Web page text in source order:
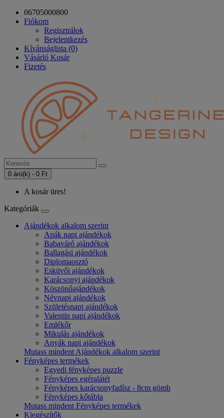
06705000800
Fiókom
Regisztrálok
Bejelentkezés
Kívánságlista (0)
Vásárló Kosár
Fizetés
0 árú(k) - 0 Ft
A kosár üres!
Kategóriák
Ajándékok alkalom szerint
Apák napi ajándékok
Babaváró ajándékok
Ballagási ajándékok
Diplomaosztó
Esküvői ajándékok
Karácsonyi ajándékok
Köszönőajándékok
Névnapi ajándékok
Születésnapi ajándékok
Valentin napi ajándékok
Emlékőr
Mikulás ajándékok
Anyák napi ajándékok
Mutass mindent Ajándékok alkalom szerint
Fényképes termékek
Egyedi fényképes puzzle
Fényképes egéralátét
Fényképes karácsonyfadísz - 8cm gömb
Fényképes kőtábla
Mutass mindent Fényképes termékek
Kiegészítők